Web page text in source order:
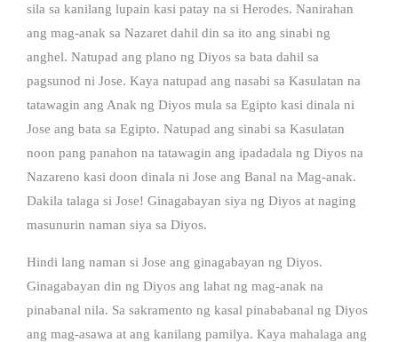
sila sa kanilang lupain kasi patay na si Herodes. Nanirahan
ang mag-anak sa Nazaret dahil din sa ito ang sinabi ng
anghel. Natupad ang plano ng Diyos sa bata dahil sa
pagsunod ni Jose. Kaya natupad ang nasabi sa Kasulatan na
tatawagin ang Anak ng Diyos mula sa Egipto kasi dinala ni
Jose ang bata sa Egipto. Natupad ang sinabi sa Kasulatan
noon pang panahon na tatawagin ang ipadadala ng Diyos na
Nazareno kasi doon dinala ni Jose ang Banal na Mag-anak.
Dakila talaga si Jose! Ginagabayan siya ng Diyos at naging
masunurin naman siya sa Diyos.
Hindi lang naman si Jose ang ginagabayan ng Diyos.
Ginagabayan din ng Diyos ang lahat ng mag-anak na
pinabanal nila. Sa sakramento ng kasal pinababanal ng Diyos
ang mag-asawa at ang kanilang pamilya. Kaya mahalaga ang